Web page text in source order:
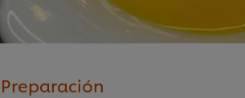
Preparación